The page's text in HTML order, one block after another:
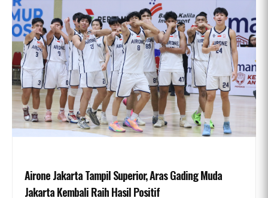
Airone Jakarta Tampil Superior, Aras Gading Muda
Jakarta Kembali Raih Hasil Positif